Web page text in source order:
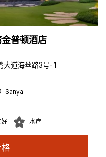
普顿酒店
大道海丝路3号-1
Sanya
水疗